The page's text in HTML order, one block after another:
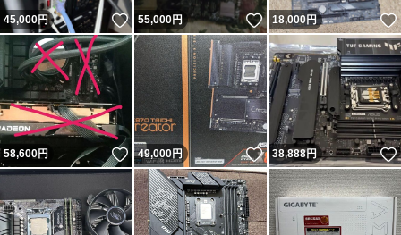
45,000円 いいね！
55,000円 いいね！
18,000円
58,600円 いいね！
49,000円 いいね！
38,888円